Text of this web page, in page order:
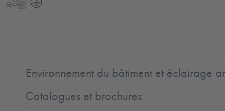
Environnement du bâtiment et éclairage
Catalogues et brochures